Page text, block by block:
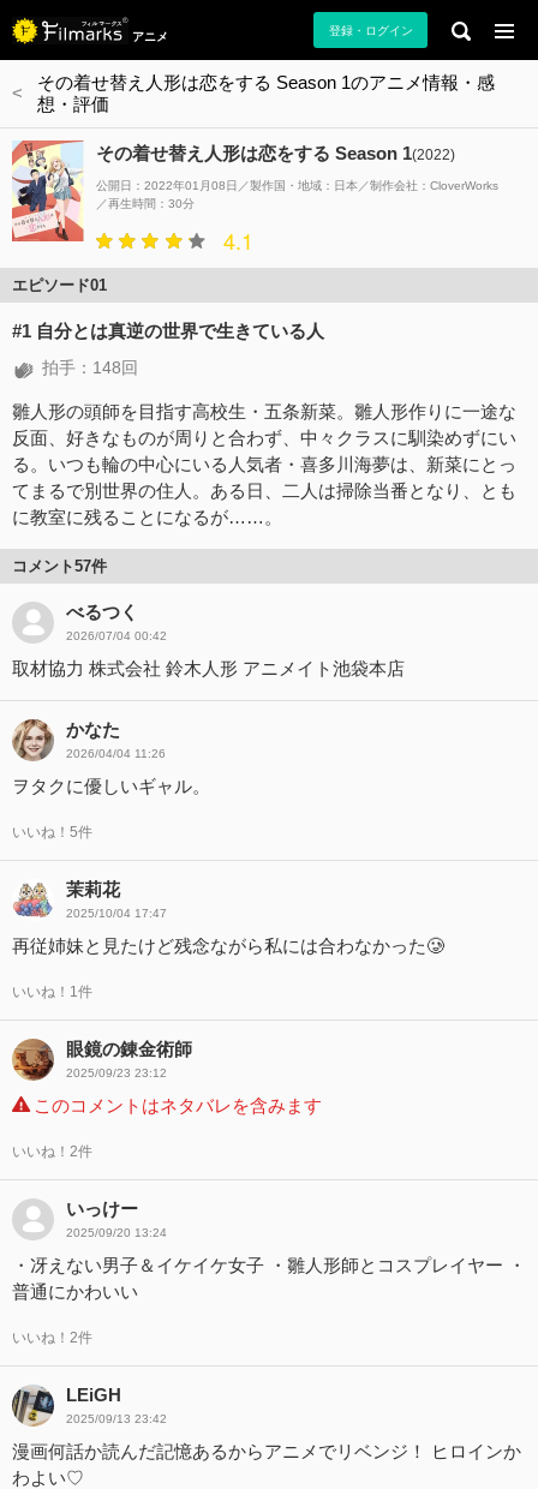
アニメ 登録・ログイン
その着せ替え人形は恋をする Season 1のアニメ情報・感
想・評価
その着せ替え人形は恋をする Season 1(2022)
公開日：2022年01月08日 製作国・地域： 日本 制作会社： CloverWorks
再生時間：30分
4.1
エピソード01
#1 自分とは真逆の世界で生きている人
拍手：148回
雛人形の頭師を目指す高校生・五条新菜。雛人形作りに一途な
反面、好きなものが周りと合わず、中々クラスに馴染めずにい
る。いつも輪の中心にいる人気者・喜多川海夢は、新菜にとっ
てまるで別世界の住人。ある日、二人は掃除当番となり、とも
に教室に残ることになるが……。
コメント57件
べるつく
2026/07/04 00:42
取材協力 株式会社 鈴木人形 アニメイト池袋本店
かなた
2026/04/04 11:26
ヲタクに優しいギャル。
いいね！5件
茉莉花
2025/10/04 17:47
再従姉妹と見たけど残念ながら私には合わなかった🥲︎
いいね！1件
眼鏡の錬金術師
2025/09/23 23:12
このコメントはネタバレを含みます
いいね！2件
いっけー
2025/09/20 13:24
・冴えない男子＆イケイケ女子 ・雛人形師とコスプレイヤー ・
普通にかわいい
いいね！2件
LEiGH
2025/09/13 23:42
漫画何話か読んだ記憶あるからアニメでリベンジ！ ヒロインか
わよい♡